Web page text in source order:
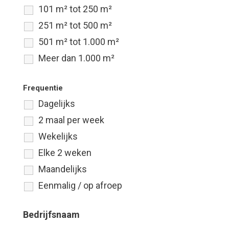
101 m² tot 250 m²
251 m² tot 500 m²
501 m² tot 1.000 m²
Meer dan 1.000 m²
Frequentie
Dagelijks
2 maal per week
Wekelijks
Elke 2 weken
Maandelijks
Eenmalig / op afroep
Bedrijfsnaam